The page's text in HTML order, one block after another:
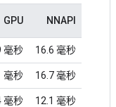
GPU NNAPI
毫秒 16.6 毫秒
毫秒 16.7 毫秒
毫秒 12.1 毫秒